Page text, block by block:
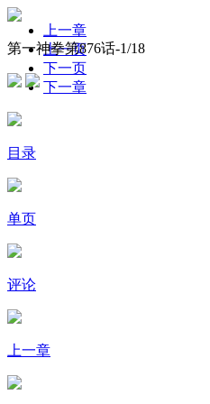
第一神拳第876话-1/18
上一章
上一页
下一页
下一章
目录
单页
评论
上一章